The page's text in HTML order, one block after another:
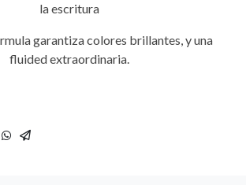
la escritura
garantiza colores brillantes, y una
fluided extraordinaria.